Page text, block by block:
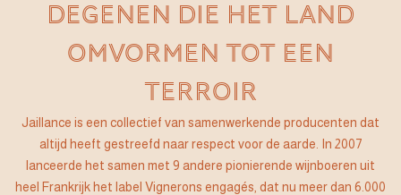
DEGENEN DIE HET LAND
OMVORMEN TOT EEN
TERROIR
Jaillance is een collectief van samenwerkende producenten dat
altijd heeft gestreefd naar respect voor de aarde. In 2007
lanceerde het samen met 9 andere pionierende wijnboeren uit
heel Frankrijk het label Vignerons engagés, dat nu meer dan 6.000